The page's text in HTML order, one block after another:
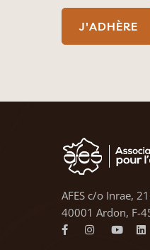
J'ADHÈRE
AFES c/o Inrae,
40001 Ardon, F-